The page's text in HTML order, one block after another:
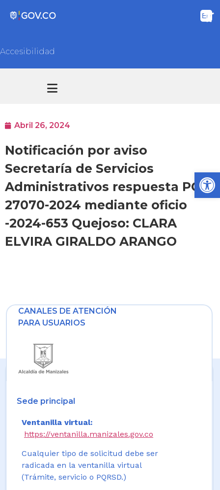
Accesibilidad
Abril 26, 2024
Notificación por aviso
Secretaría de Servicios
Administrativos respuesta PQR
27070-2024 mediante oficio
-2024-653 Quejoso: CLARA
ELVIRA GIRALDO ARANGO
CANALES DE ATENCIÓN
PARA USUARIOS
Sede principal
Ventanilla virtual:
https://ventanilla.manizales.gov.co
Cualquier tipo de solicitud debe ser
radicada en la ventanilla virtual
(Trámite, servicio o PQRSD.)